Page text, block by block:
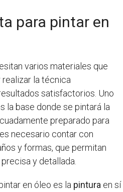
para pintar en
varios materiales que
la técnica
satisfactorios. Uno
la base donde se pintará la
preparado para
necesario contar con
y formas, que permitan
y detallada.
en óleo es la pintura en sí